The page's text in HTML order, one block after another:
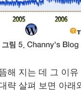
해 지는 데 그 이
략 살펴 보면 아래